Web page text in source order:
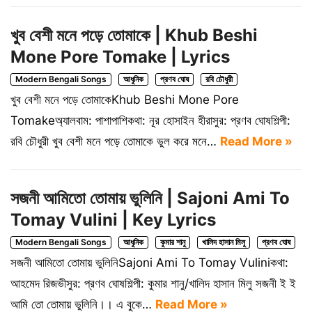
খুব বেশী মনে পড়ে তোমাকে | Khub Beshi
Mone Pore Tomake | Lyrics
Modern Bengali Songs আধুনিক প্রণব ঘোষ রবি চৌধুরী
খুব বেশী মনে পড়ে তোমাকেKhub Beshi Mone Pore
Tomakeঅ্যালবাম: পাশাপাশিকথা: নূর হোসাইন হীরাসুর: প্রণব ঘোষশিল্পী:
রবি চৌধুরী খুব বেশী মনে পড়ে তোমাকে ভুল করে মনে… Read More »
সজনী আমিতো তোমায় ভুলিনি | Sajoni Ami To
Tomay Vulini | Key Lyrics
Modern Bengali Songs আধুনিক কুমার শানু খালিদ হাসান মিলু প্রণব ঘোষ
সজনী আমিতো তোমায় ভুলিনিSajoni Ami To Tomay Vuliniকথা:
আহমেদ রিজভীসুর: প্রণব ঘোষশিল্পী: কুমার শানু/খালিদ হাসান মিলু সজনী ই ই
আমি তো তোমায় ভুলিনি।। এ বুকে… Read More »